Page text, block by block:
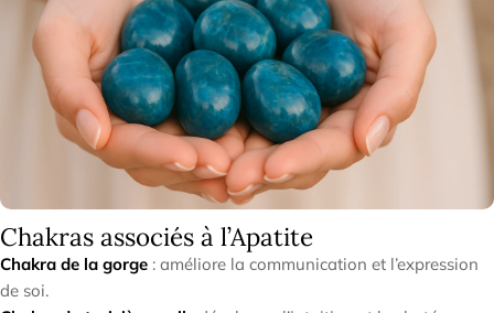
Chakras associés à l’Apatite
Chakra de la gorge : améliore la communication et l’expression
de soi.